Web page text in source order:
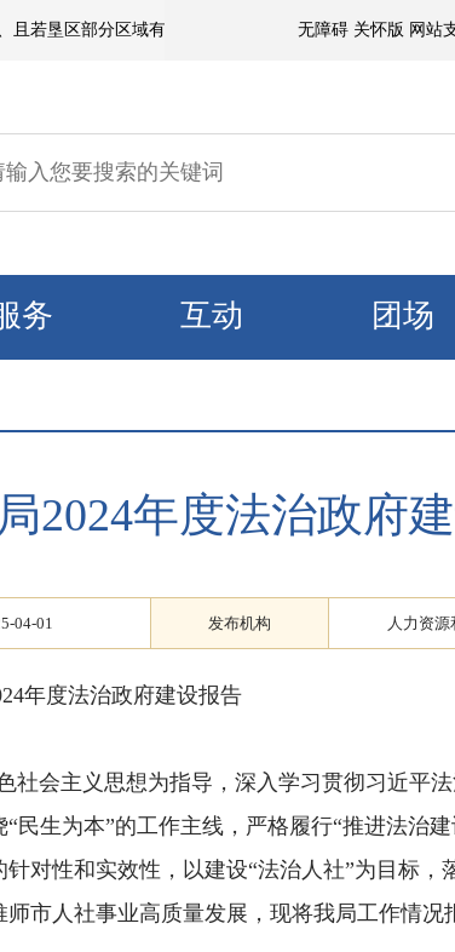
若垦区部分区域有短时扬沙或浮尘，局部有微到小阵雨
无障碍 关怀版 网站
务 互动 团场
2024年度法治政府
04-01 发布机构 人力资
年度法治政府建设报告
会主义思想为指导，深入学习贯彻习近平
生为本”的工作主线，严格履行“推进法治
对性和实效性，以建设“法治人社”为目标，
市人社事业高质量发展，现将我局工作情况